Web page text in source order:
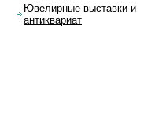
Ювелирные выставки и
антиквариат